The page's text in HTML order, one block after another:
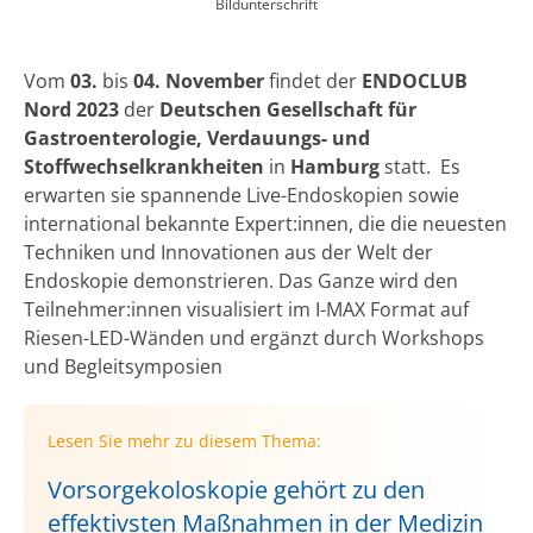
Vom 03. bis 04. Novemberfindet der ENDOCLUB
Nord 2023 der Deutschen Gesellschaft für
Gastroenterologie, Verdauungs- und
Stoffwechselkrankheiten in Hamburgstatt. Es
erwarten sie spannende Live-Endoskopien sowie
international bekannte Expert:innen, die die neuesten
Techniken und Innovationen aus der Welt der
Endoskopie demonstrieren. Das Ganze wird den
Teilnehmer:innen visualisiert im I-MAX Format auf
Riesen-LED-Wänden und ergänzt durch Workshops
und Begleitsymposien
Lesen Sie mehr zu diesem Thema:
Vorsorgekoloskopie gehört zu den
effektivsten Maßnahmen in der Medizin